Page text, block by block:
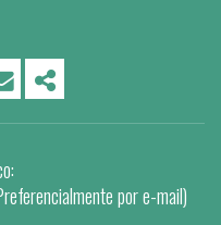
EMAIL
por e-mail)